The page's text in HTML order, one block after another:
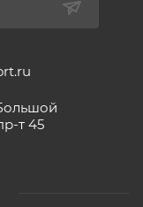
т 45